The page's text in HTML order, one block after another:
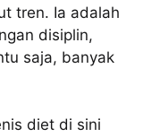
tren. Ia adalah
disiplin,
saja, banyak
diet di sini